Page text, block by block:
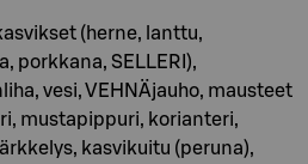
(herne, lanttu,
porkkana, SELLERI),
vesi, VEHNÄjauho, mausteet
mustapippuri, korianteri,
kasvikuitu (peruna),